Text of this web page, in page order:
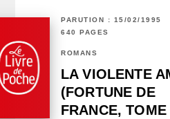
PARUTION : 15/02/1995
640 PAGES
ROMANS
LA VIOLENTE
(FORTUNE DE
FRANCE, TOME